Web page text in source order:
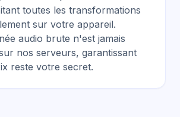
toutes les transformations
sur votre appareil.
audio brute n'est jamais
nos serveurs, garantissant
reste votre secret.